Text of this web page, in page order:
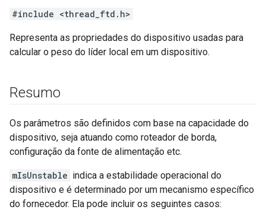
#include <thread_ftd.h>
Representa as propriedades do dispositivo usadas para
calcular o peso do líder local em um dispositivo.
Resumo
Os parâmetros são definidos com base na capacidade do
dispositivo, seja atuando como roteador de borda,
configuração da fonte de alimentação etc.
mIsUnstable indica a estabilidade operacional do
dispositivo e é determinado por um mecanismo específico
do fornecedor. Ela pode incluir os seguintes casos: